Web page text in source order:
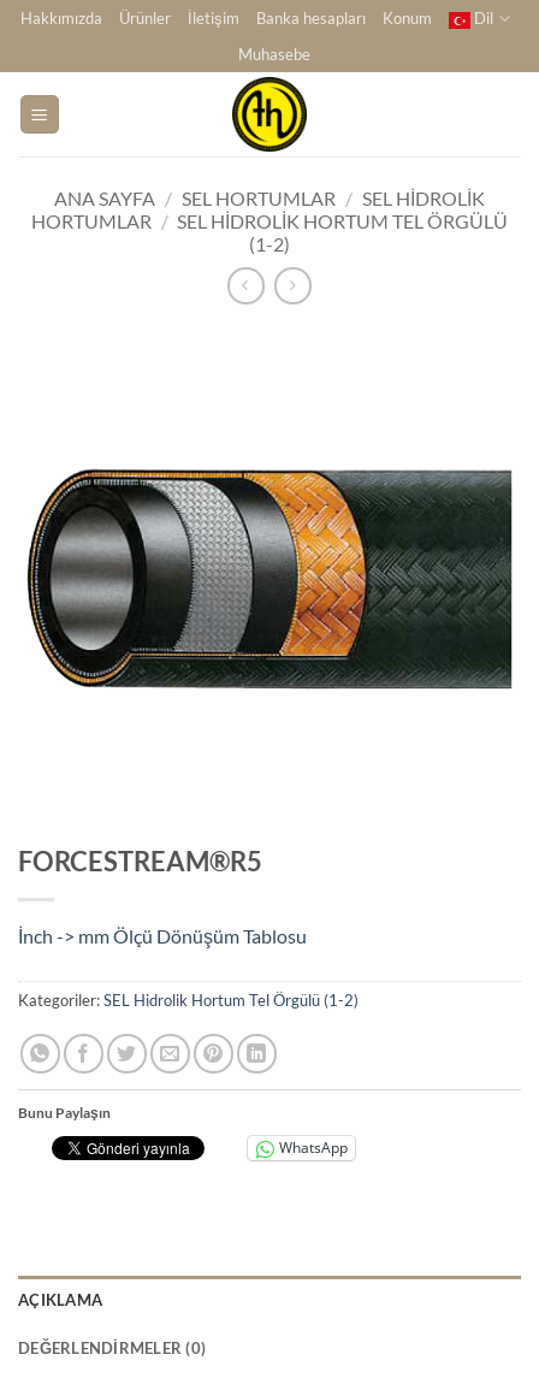
İçeriğe
Hakkımızda Ürünler İletişim Banka hesapları Konum
Dil
Muhasebe
ANA SAYFA / SEL HORTUMLAR / SEL HIDROLIK
HORTUMLAR / SEL HIDROLIK HORTUM TEL ÖRGÜLÜ
(1-2)
FORCESTREAM®R5
İnch -> mm Ölçü Dönüşüm Tablosu
Kategoriler:SEL Hidrolik Hortum Tel Örgülü (1-2)
Bunu Paylaşın
WhatsApp
AÇIKLAMA
DEĞERLENDIRMELER (0)